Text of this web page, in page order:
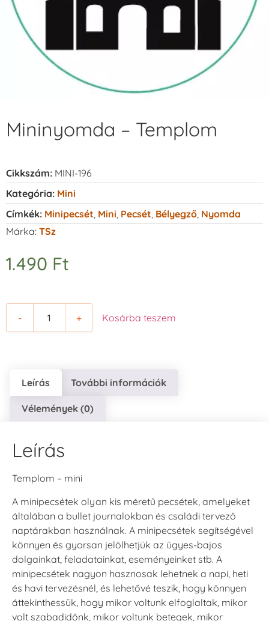
Mininyomda – Templom
Cikkszám: MINI-196
Kategória: Mini
Címkék: Minipecsét Mini Pecsét Bélyegző Nyomda
Márka: TSz
1.490 Ft
- + Kosárba teszem
Leírás További információk
Vélemények (0)
Leírás
Templom – mini
A minipecsétek olyan kis méretű pecsétek, amelyeket
általában a bullet journalokban és családi tervező
naptárakban használnak. A minipecsétek segítségével
könnyen és gyorsan jelölhetjük az ügyes-bajos
dolgainkat, feladatainkat, eseményeinket stb. A
minipecsétek nagyon hasznosak lehetnek a napi, heti
és havi tervezésnél, és lehetővé teszik, hogy könnyen
áttekinthessük, hogy mikor voltunk elfoglaltak, mikor
volt szabadidőnk, mikor voltunk betegek, mikor